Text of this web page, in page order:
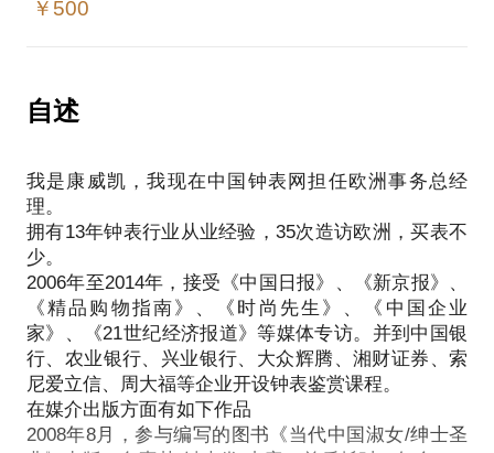
到底有没有“世界十大名表”排名？
是不是表越贵就越准？
为何标明防水30米依然不能戴去游泳？
如果以上问题或更多钟表问题曾经困扰过你，我都可
以帮你解决。找到我，
我会帮你鉴定你带来的钟表实物。不听故事，就表论
表，黑白立辨，要有思想准备（原则上不接受图片鉴
定）。
我还会告诉你：学习浩如烟海的钟表知识看书、上网
都不好使，正确的学习方法又是什么？
见我之前，事先罗列好你要问的与钟表有关的问题。
如需鉴定，请带来实物。鉴定不再另收鉴定费，但也
不开据文字证明。
￥500
自述
我是康威凯，我现在中国钟表网担任欧洲事务总经
理。
拥有13年钟表行业从业经验，35次造访欧洲，买表不
少。
2006年至2014年，接受《中国日报》、《新京报》、
《精品购物指南》、《时尚先生》、《中国企业
家》、《21世纪经济报道》等媒体专访。并到中国银
行、农业银行、兴业银行、大众辉腾、湘财证券、索
尼爱立信、周大福等企业开设钟表鉴赏课程。
在媒介出版方面有如下作品
2008年8月，参与编写的图书《当代中国淑女/绅士圣